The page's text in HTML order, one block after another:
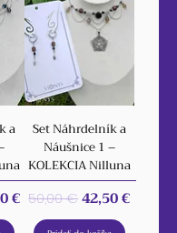
a
cena
€
Set Náhrdelník a
Náušnice 1 –
KOLEKCIA Nilluna
Normálna cena
50,00 €Zľavnená cena
42,50 €